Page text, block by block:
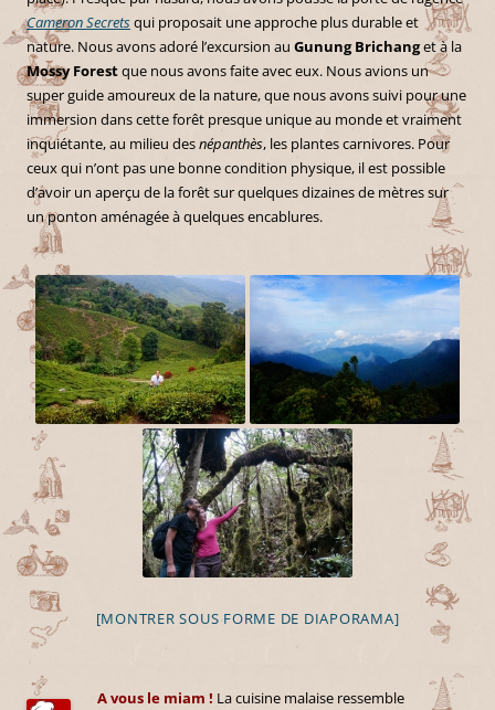
Cameron Secretsqui proposait une approche plus durable et
nature. Nous avons adoré l’excursion au Gunung Brichanget à la
Mossy Forestque nous avons faite avec eux. Nous avions un
super guide amoureux de la nature, que nous avons suivi pour une
immersion dans cette forêt presque unique au monde et vraiment
inquiétante, au milieu desnépanthès, les plantes carnivores. Pour
ceux qui n’ont pas une bonne condition physique, il est possible
d’avoir un aperçu de la forêt sur quelques dizaines de mètres sur
un ponton aménagée à quelques encablures.
[MONTRER SOUS FORME DE DIAPORAMA]
A vous le miam ! La cuisine malaise ressemble